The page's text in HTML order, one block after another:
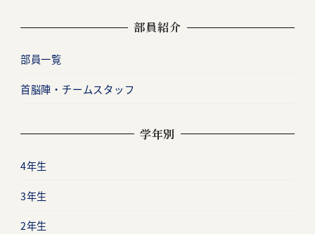
部員紹介
部員一覧
首脳陣・チームスタッフ
学年別
4年生
3年生
2年生